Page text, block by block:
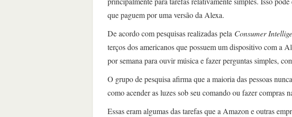
que paguem por uma versão da Alexa.
De acordo com pesquisas realizadas pela Consumer
terços dos americanos que possuem um dispositivo com a
por semana para ouvir música e fazer perguntas simples,
O grupo de pesquisa afirma que a maioria das pessoas
como acender as luzes sob seu comando ou fazer compras
Essas eram algumas das tarefas que a Amazon e outras